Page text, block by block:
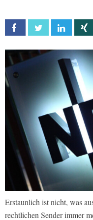
Facebook Twitter Linkedin
Erstaunlich ist nicht, was
rechtlichen Sender immer